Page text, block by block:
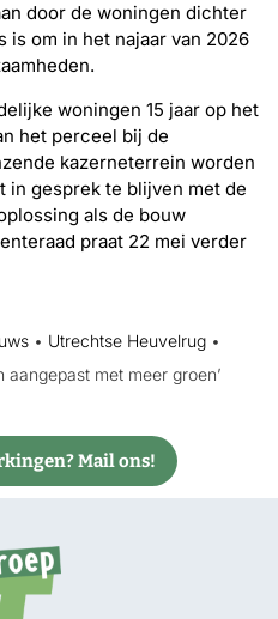
door de woningen dichter
is om in het najaar van 2026
woningen 15 jaar op het
het perceel bij de
kazerneterrein worden
in gesprek te blijven met de
als de bouw
praat 22 mei verder
• Utrechtse Heuvelrug •
aangepast met meer groen’
Mail ons!